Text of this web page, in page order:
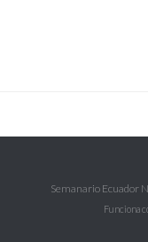
Semanario Ecuador
Funciona